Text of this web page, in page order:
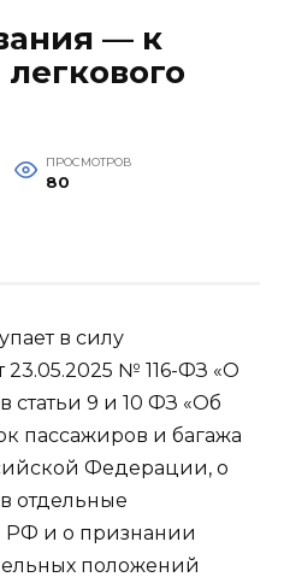
— к
ПРОСМОТРОВ
80
в силу
№ 116-ФЗ «О
9 и 10 ФЗ «Об
пассажиров и багажа
Федерации, о
отдельные
РФ и о признании
положений